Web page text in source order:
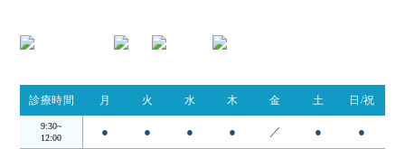
診療時間 月 火 水 木 金 土 日/祝
9:30~
12:00
● ● ● ● ／ ● ●